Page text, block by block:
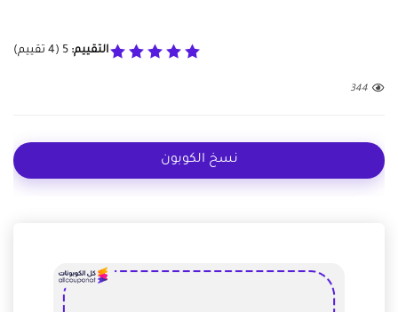
التقييم: 5
(
4 تقييم)
344
نسخ الكوبون